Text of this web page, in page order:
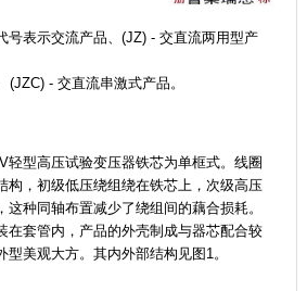
号表示交流产品、(JZ) - 交直流两用型产
- 交直流串激式产品。
型高压试验变压器铁芯为单框式。线圈
构，初级低压绕组绕在铁芯上，次级高压
种同轴布置减少了绕组间的藕合损耗。
在套管内，产品的外壳制成与器芯配合较
美观大方。其内外部结构见图1。